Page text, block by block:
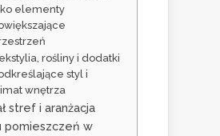
elementy
rośliny i dodatki
styl i
wnętrza
stref i aranżacja
pomieszczeń w